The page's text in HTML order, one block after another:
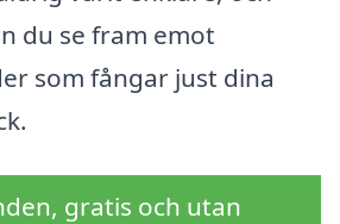
du se fram emot
som fångar just dina
gratis och utan